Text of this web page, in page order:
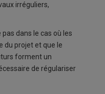
irréguliers,
dans le cas où les
du projet et que le
forment un
de régulariser